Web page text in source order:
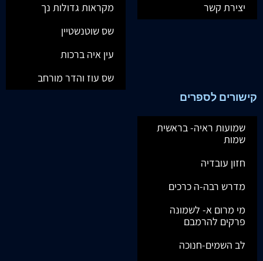
יצירת קשר
מקראות גדולות נך
שס שוטנשטיין
עין איה ברכות
שס עוז והדר מורחב
קישורים לספרים
שמועות ראיה- בראשית
שמות
חזון עובדיה
מדרש רבה-ה כרכים
מי מרום א- לשמונה
פרקים להרמבם
לב השמים-חנוכה